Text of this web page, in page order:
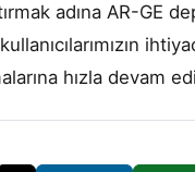
adına AR-GE
hızla devam